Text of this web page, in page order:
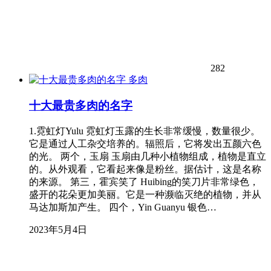
282
多肉
十大最贵多肉的名字
1.霓虹灯Yulu 霓虹灯玉露的生长非常缓慢，数量很少。
它是通过人工杂交培养的。辐照后，它将发出五颜六色
的光。 两个，玉扇 玉扇由几种小植物组成，植物是直立
的。从外观看，它看起来像是粉丝。据估计，这是名称
的来源。 第三，霍宾笑了 Huibing的笑刀片非常绿色，
盛开的花朵更加美丽。它是一种濒临灭绝的植物，并从
马达加斯加产生。 四个，Yin Guanyu 银色…
2023年5月4日